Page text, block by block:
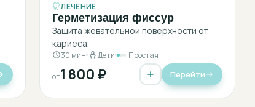
ЛЕЧЕНИЕ
Герметизация фиссур
Защита жевательной поверхности от
кариеса.
30 мин Дети Простая
от1 800 ₽ Перейти